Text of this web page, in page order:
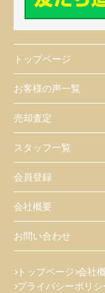
トップページ
お客様の声一覧
売却査定
スタッフ一覧
会員登録
会社概要
お問い合わせ
トップページ 会社
プライバシーポリシ